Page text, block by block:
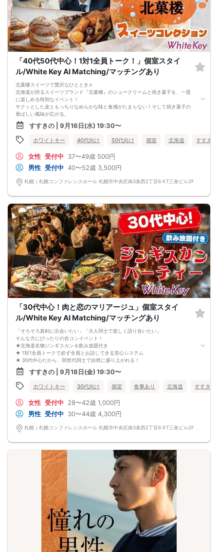
「40代50代中心！1対1全員トーク！」個室スタイ
ル/White Key AI Matching/マッチングあり
北菓楼スイーツで贅沢なひととき♬
北海道が誇るスイーツブランド『北菓楼』のシュークリームと焼き菓子を、一度
に楽しめる特別なイベント！
サクッとした皮ともっちりなめらかな味と食感がたまらない！そして焼き菓子の
香ばしい風味が広がる。
北菓楼ならではのスイーツマジックを！
★★★中間印象チェックがサポートする★★★
自分が選んだ相手とカップルになる確率やライバル数なども専用アプリが診断し
て紙に印刷して皆様にお渡しします。気になるあの人とのカップル確率は！？
■MATCHING SHUTTER
- マッチングシャッター -男女の間には大振りなカーテンカウントダウンが始ま
る…パーティー開始とともについに開く…あなたの前に現れるのは誰！？
■NEW個室シート採用
他人との無駄な接触を極力抑えた座席正面、そして左右には専用パーティション
■WhiteKey AI Matching
ホワイトキーが生んだ未来のマッチングプログラム・カップルになる確率％を事
前に知らせる相性診断機能・話すべき相手は「AI」が決めてくれる
参加条件：友達を増やしたい方・出逢いを探されている方
すすきの | 9月16日(水) 19:30〜
ホワイトキー 40代向け 50代向け 個室 北海道 すすきの
女性 受付中 37〜49歳 500円
男性 受付中 40〜52歳 3,500円
札幌｜札幌コンファレンスホール 札幌市中央区南3条西2丁目6 KT三条ビル2F
「30代中心！肉と恋のマリアージュ」個室スタイ
ル/White Key AI Matching/マッチングあり
「そろそろ真剣に出会いたい」「大人同士で楽しく語り合いたい」
そんな方にぴったりの合コンイベント！
★北海道名物ジンギスカン＆飲み放題付き
★ 1対1全員トークで必ず全員とお話しできる安心システム
★ 30代中心だから、同世代同士で自然に盛り上がれる！
おいしいお肉とお酒を楽しみながら、素敵なご縁を探しませんか？
「肉と恋のマリアージュ」が、あなたを待っています
お一人でのご参加も、友人と一緒の参加も大歓迎です！
美味しい料理と素敵な出会いで、忘れられない秋の夜を過ごしましょう！
用！ ・カップルになる確率％を事前に知らせる相性診断機能 ・話すべき相手は
「AI」が決めてくれる
参加条件：友達を増やしたい方・出逢いを探されている方
すすきの | 9月18日(金) 19:30〜
ホワイトキー 30代向け 個室 食事あり 北海道 すすきの
女性 受付中 28〜42歳 1,000円
男性 受付中 30〜44歳 4,300円
札幌｜札幌コンファレンスホール 札幌市中央区南3条西2丁目6 KT三条ビル2F